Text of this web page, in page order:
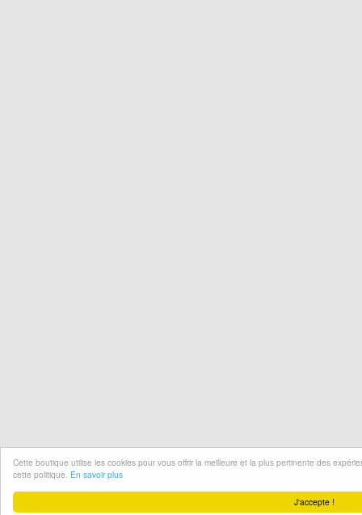
J'accepte !
Cette boutique utilise les cookies pour vous offrir la meilleure et la plus pertinente des
cette politique. En savoir plus